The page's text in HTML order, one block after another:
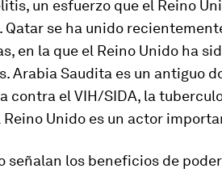
un esfuerzo que el Reino
se ha unido
en la que el Reino Unido ha
Arabia Saudita es un antiguo
contra el VIH/SIDA, la
Unido es un actor
señalan los beneficios de